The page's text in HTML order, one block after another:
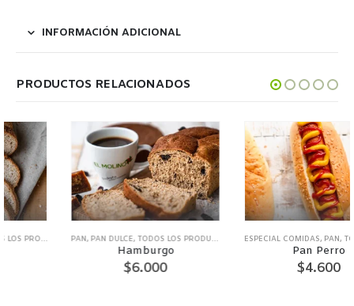
INFORMACIÓN ADICIONAL
PRODUCTOS RELACIONADOS
PAN,PAN DULCE,TODOS LOS PRODUCTOS
Hamburgo
ESPECIAL COMIDAS,PAN,TODOS LOS PRODUCTOS